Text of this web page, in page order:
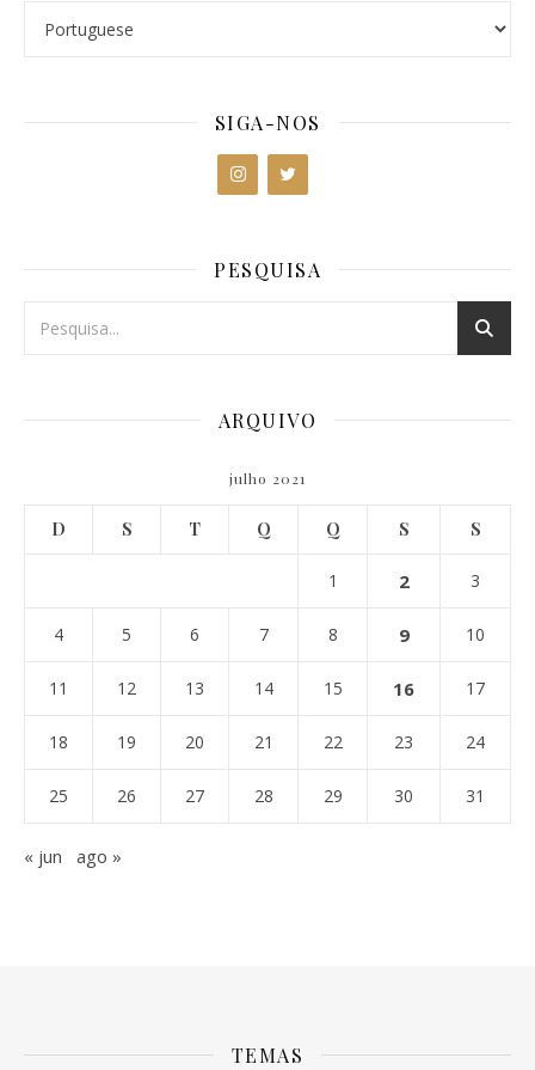
SIGA-NOS
PESQUISA
ARQUIVO
julho 2021
D S T Q Q S S
1 2 3
4 5 6 7 8 9 10
11 12 13 14 15 16 17
18 19 20 21 22 23 24
25 26 27 28 29 30 31
« jun ago »
TEMAS